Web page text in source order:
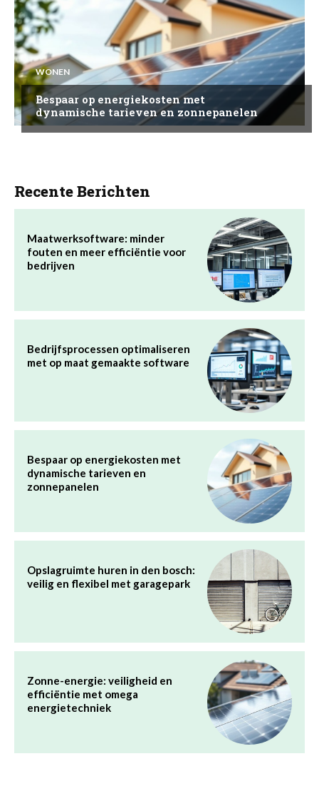
WONEN
Bespaar op energiekosten met
dynamische tarieven en zonnepanelen
Recente Berichten
Maatwerksoftware: minder
fouten en meer efficiëntie voor
bedrijven
Bedrijfsprocessen optimaliseren
met op maat gemaakte software
Bespaar op energiekosten met
dynamische tarieven en
zonnepanelen
Opslagruimte huren in den bosch:
veilig en flexibel met garagepark
Zonne-energie: veiligheid en
efficiëntie met omega
energietechniek